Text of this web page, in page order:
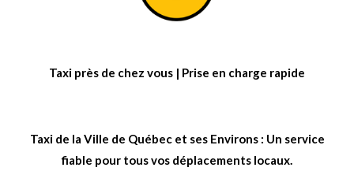
Taxi près de chez vous | Prise en charge rapide
Taxi de la Ville de Québec et ses Environs : Un service
fiable pour tous vos déplacements locaux.